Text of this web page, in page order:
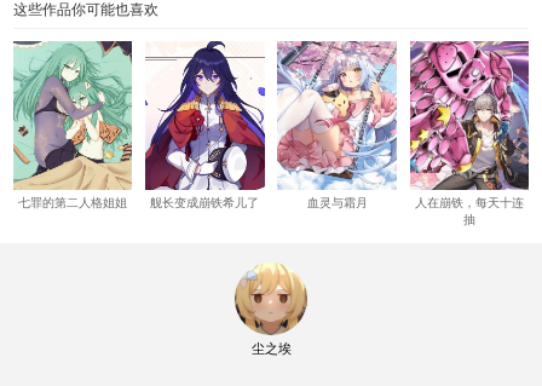
这些作品你可能也喜欢
七罪的第二人格姐姐 舰长变成崩铁希儿了 血灵与霜月
人在崩铁，每天十连
抽
尘之埃